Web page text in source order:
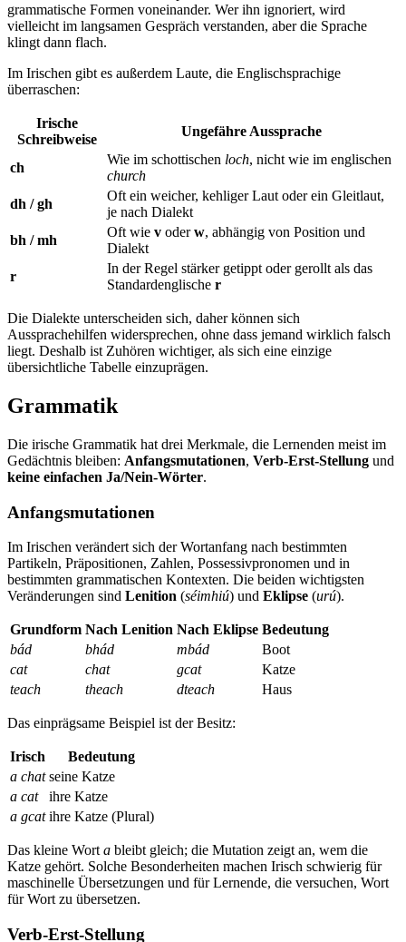
grammatische Formen voneinander. Wer ihn ignoriert, wird
vielleicht im langsamen Gespräch verstanden, aber die Sprache
klingt dann flach.
Im Irischen gibt es außerdem Laute, die Englischsprachige
überraschen:
Irische
Schreibweise
Ungefähre Aussprache
ch
Wie im schottischen loch, nicht wie im englischen
church
dh / gh
Oft ein weicher, kehliger Laut oder ein Gleitlaut,
je nach Dialekt
bh / mh
Oft wie v oderw, abhängig von Position und
Dialekt
r
In der Regel stärker getippt oder gerollt als das
Standardenglische r
Die Dialekte unterscheiden sich, daher können sich
Aussprachehilfen widersprechen, ohne dass jemand wirklich falsch
liegt. Deshalb ist Zuhören wichtiger, als sich eine einzige
übersichtliche Tabelle einzuprägen.
Grammatik
Die irische Grammatik hat drei Merkmale, die Lernenden meist im
Gedächtnis bleiben: Anfangsmutationen, Verb-Erst-Stellung und
keine einfachen Ja/Nein-Wörter.
Anfangsmutationen
Im Irischen verändert sich der Wortanfang nach bestimmten
Partikeln, Präpositionen, Zahlen, Possessivpronomen und in
bestimmten grammatischen Kontexten. Die beiden wichtigsten
Veränderungen sind Lenition (séimhiú) und Eklipse (urú).
Grundform Nach Lenition Nach Eklipse Bedeutung
bád
bhád mbád
Boot
cat
chat gcat
Katze
teach
theach dteach Haus
Das einprägsame Beispiel ist der Besitz:
Irisch
Bedeutung
a chat seine Katze
a cat
ihre Katze
a gcat ihre Katze (Plural)
Das kleine Wort a bleibt gleich; die Mutation zeigt an, wem die
Katze gehört. Solche Besonderheiten machen Irisch schwierig für
maschinelle Übersetzungen und für Lernende, die versuchen, Wort
für Wort zu übersetzen.
Verb-Erst-Stellung